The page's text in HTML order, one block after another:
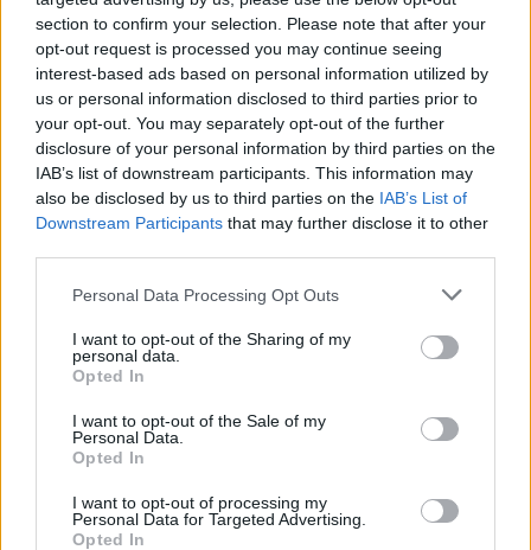
section to confirm your selection. Please note that after your
opt-out request is processed you may continue seeing
interest-based ads based on personal information utilized by
us or personal information disclosed to third parties prior to
your opt-out. You may separately opt-out of the further
disclosure of your personal information by third parties on the
IAB’s list of downstream participants. This information may
also be disclosed by us to third parties on the IAB’s List of
Downstream Participants that may further disclose it to other
Personal Data Processing Opt Outs
I want to opt-out of the Sharing of my
personal data.
Opted In
I want to opt-out of the Sale of my
Personal Data.
Opted In
I want to opt-out of processing my
Personal Data for Targeted Advertising.
Opted In